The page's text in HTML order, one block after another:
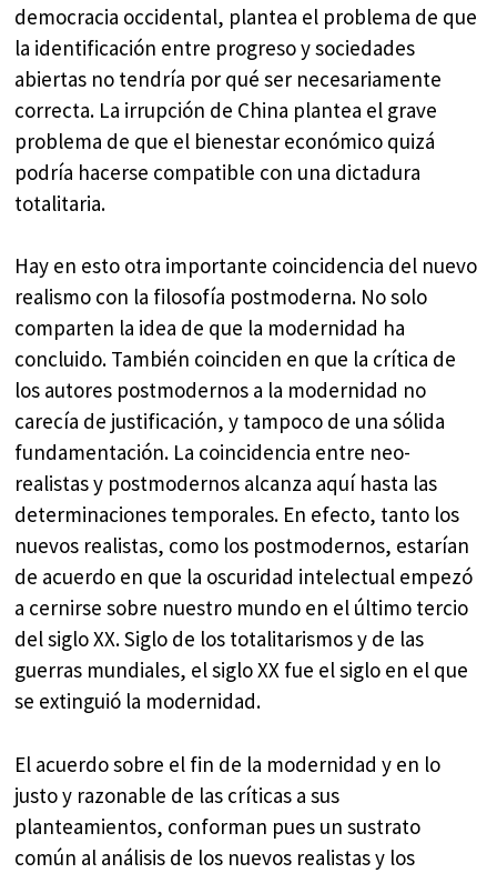
democracia occidental, plantea el problema de que
la identificación entre progreso y sociedades
abiertas no tendría por qué ser necesariamente
correcta. La irrupción de China plantea el grave
problema de que el bienestar económico quizá
podría hacerse compatible con una dictadura
totalitaria.
Hay en esto otra importante coincidencia del nuevo
realismo con la filosofía postmoderna. No solo
comparten la idea de que la modernidad ha
concluido. También coinciden en que la crítica de
los autores postmodernos a la modernidad no
carecía de justificación, y tampoco de una sólida
fundamentación. La coincidencia entre neo-
realistas y postmodernos alcanza aquí hasta las
determinaciones temporales. En efecto, tanto los
nuevos realistas, como los postmodernos, estarían
de acuerdo en que la oscuridad intelectual empezó
a cernirse sobre nuestro mundo en el último tercio
del siglo XX. Siglo de los totalitarismos y de las
guerras mundiales, el siglo XX fue el siglo en el que
se extinguió la modernidad.
El acuerdo sobre el fin de la modernidad y en lo
justo y razonable de las críticas a sus
planteamientos, conforman pues un sustrato
común al análisis de los nuevos realistas y los